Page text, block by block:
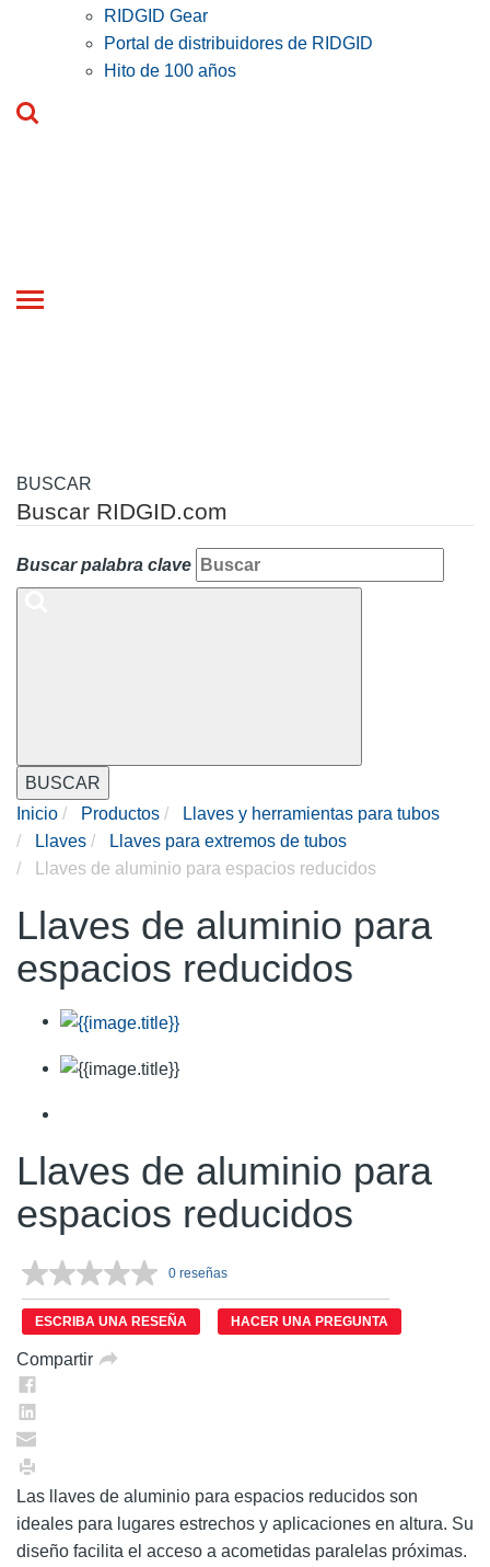
RIDGID Gear
Portal de distribuidores de RIDGID
Hito de 100 años
Toggle
BUSCAR
Buscar RIDGID.com
Buscar palabra clave
BUSCAR
Inicio
Productos
Llaves y herramientas para tubos
Llaves
Llaves para extremos de tubos
Llaves de aluminio para espacios reducidos
Llaves de aluminio para
espacios reducidos
Llaves de aluminio para
espacios reducidos
Sin
puntuación.
Enlace
en
0 reseñas
ESCRIBA UNA RESEÑA HACER UNA PREGUNTA
Compartir
Las llaves de aluminio para espacios reducidos son
ideales para lugares estrechos y aplicaciones en altura. Su
diseño facilita el acceso a acometidas paralelas próximas.